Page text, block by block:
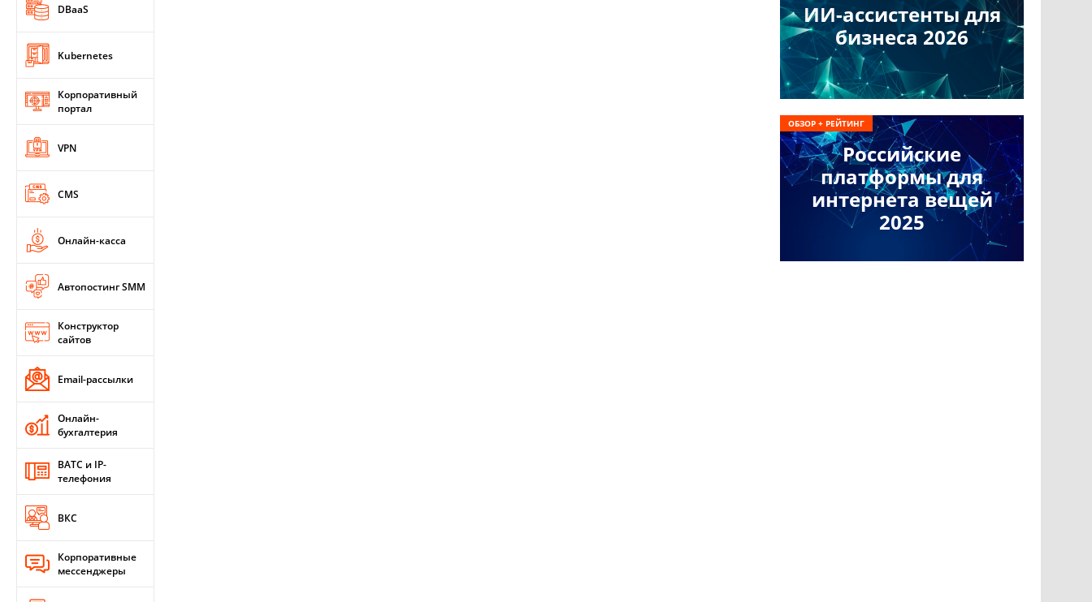
DBaaS
Kubernetes
Корпоративный
портал
VPN
CMS
Онлайн-касса
Автопостинг SMM
Конструктор
сайтов
Email-рассылки
Онлайн-
бухгалтерия
ВАТС и IP-
телефония
ВКС
Корпоративные
мессенджеры
ИИ-ассистенты для
бизнеса 2026
Российские
платформы для
интернета вещей
2025
ОБЗОР + РЕЙТИНГ